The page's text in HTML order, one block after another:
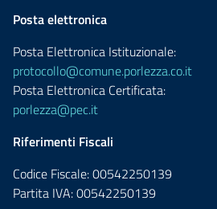
Posta elettronica
Posta Elettronica Istituzionale:
protocollo@comune.porlezza.co.it
Posta Elettronica Certificata:
porlezza@pec.it
Riferimenti Fiscali
Codice Fiscale: 00542250139
Partita IVA: 00542250139